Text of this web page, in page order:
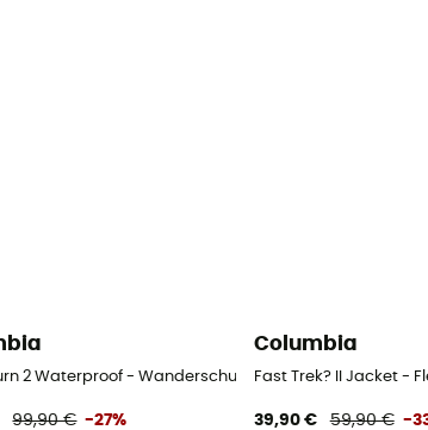
2 Waterproof - Wanderschuhe - Herren
99,90 € -27%
Columbia
Fast Trek? II Jacket -
39,90 € 59,90 € -